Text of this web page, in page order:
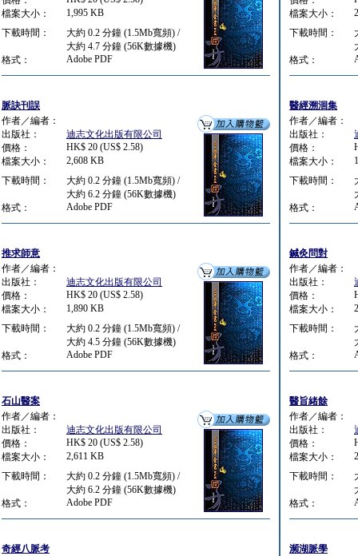
檔案大小：
1,995 KB
下載時間：
大約 0.2 分鐘 (1.5Mb寬頻) /
大約 4.7 分鐘 (56K數據機)
格式：
Adobe PDF
檔案大小：
下載時間：
格式：
脈訣刊誤
作者／編者：
出版社：
迪志文化出版有限公司
價格：
HK$ 20 (US$ 2.58)
檔案大小：
2,608 KB
下載時間：
大約 0.2 分鐘 (1.5Mb寬頻) /
大約 6.2 分鐘 (56K數據機)
格式：
Adobe PDF
醫經溯洄集
作者／編者：
出版社：
價格：
檔案大小：
下載時間：
格式：
推求師意
作者／編者：
出版社：
迪志文化出版有限公司
價格：
HK$ 20 (US$ 2.58)
檔案大小：
1,890 KB
下載時間：
大約 0.2 分鐘 (1.5Mb寬頻) /
大約 4.5 分鐘 (56K數據機)
格式：
Adobe PDF
鍼灸問對
作者／編者：
出版社：
價格：
檔案大小：
下載時間：
格式：
石山醫案
作者／編者：
出版社：
迪志文化出版有限公司
價格：
HK$ 20 (US$ 2.58)
檔案大小：
2,611 KB
下載時間：
大約 0.2 分鐘 (1.5Mb寬頻) /
大約 6.2 分鐘 (56K數據機)
格式：
Adobe PDF
醫旨緒餘
作者／編者：
出版社：
價格：
檔案大小：
下載時間：
格式：
奇經八脈考
瀕湖脈學